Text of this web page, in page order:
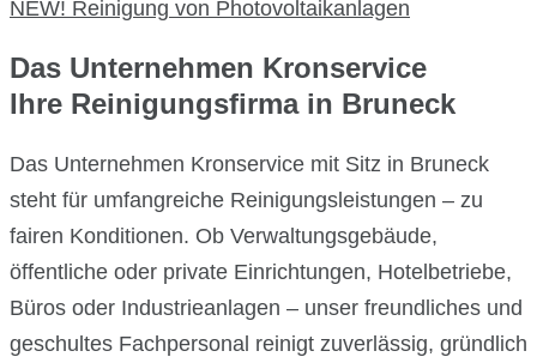
NEW! Reinigung von Photovoltaikanlagen
Das Unternehmen Kronservice
Ihre Reinigungsfirma in Bruneck
Das Unternehmen Kronservice mit Sitz in Bruneck
steht für umfangreiche Reinigungsleistungen – zu
fairen Konditionen. Ob Verwaltungsgebäude,
öffentliche oder private Einrichtungen, Hotelbetriebe,
Büros oder Industrieanlagen – unser freundliches und
geschultes Fachpersonal reinigt zuverlässig, gründlich